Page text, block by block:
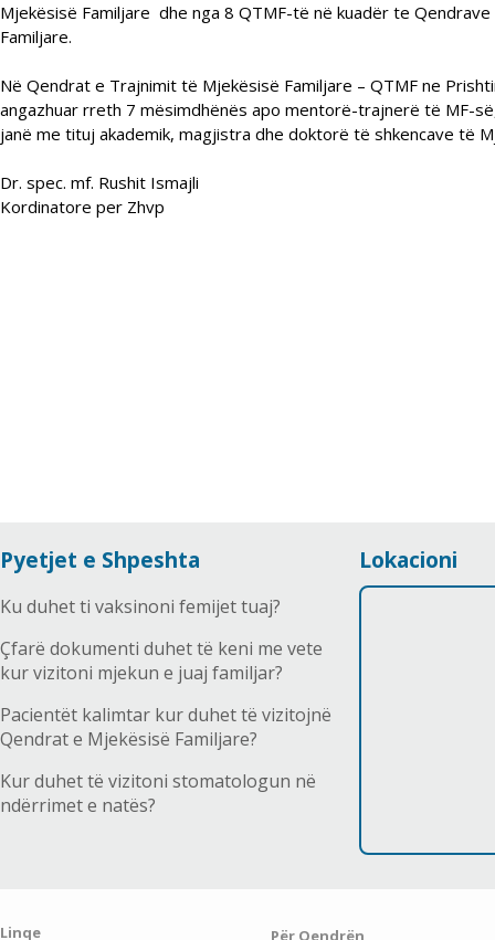
Mjekësisë Familjare dhe nga 8 QTMF-të në kuadër te
Familjare.
Në Qendrat e Trajnimit të Mjekësisë Familjare – QTMF ne
angazhuar rreth 7 mësimdhënës apo mentorë-trajnerë të MF-
janë me tituj akademik, magjistra dhe doktorë të shkencave të
Dr. spec. mf. Rushit Ismajli
Kordinatore per Zhvp
Pyetjet e Shpeshta
Ku duhet ti vaksinoni femijet tuaj?
Çfarë dokumenti duhet të keni me vete
kur vizitoni mjekun e juaj familjar?
Pacientët kalimtar kur duhet të vizitojnë
Qendrat e Mjekësisë Familjare?
Kur duhet të vizitoni stomatologun në
ndërrimet e natës?
Lokacioni
Linqe
Për Qendrën